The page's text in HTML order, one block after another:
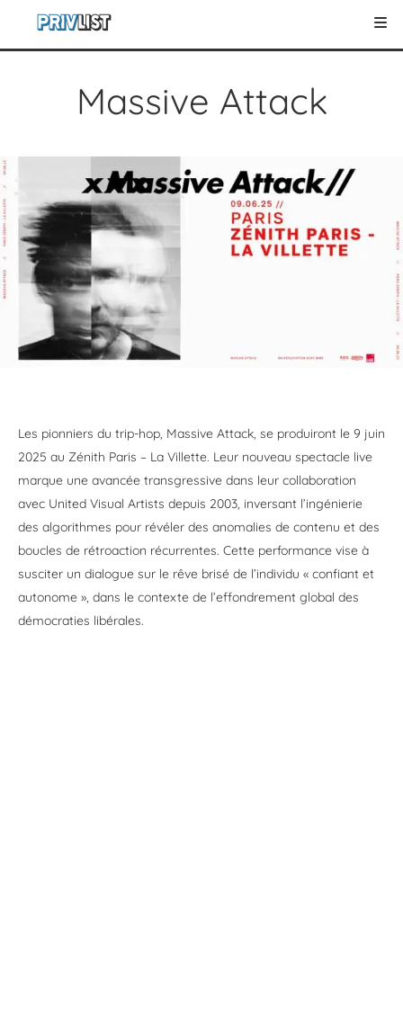
Massive Attack
Les pionniers du trip-hop, Massive Attack, se produiront le 9 juin
2025 au Zénith Paris – La Villette. Leur nouveau spectacle live
marque une avancée transgressive dans leur collaboration
avec United Visual Artists depuis 2003, inversant l’ingénierie
des algorithmes pour révéler des anomalies de contenu et des
boucles de rétroaction récurrentes. Cette performance vise à
susciter un dialogue sur le rêve brisé de l’individu « confiant et
autonome », dans le contexte de l’effondrement global des
démocraties libérales.